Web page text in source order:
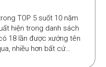
TOP 5 suốt 10 năm
hiện trong danh sách
18 lần được xướng tên
nhiều hơn bất cứ